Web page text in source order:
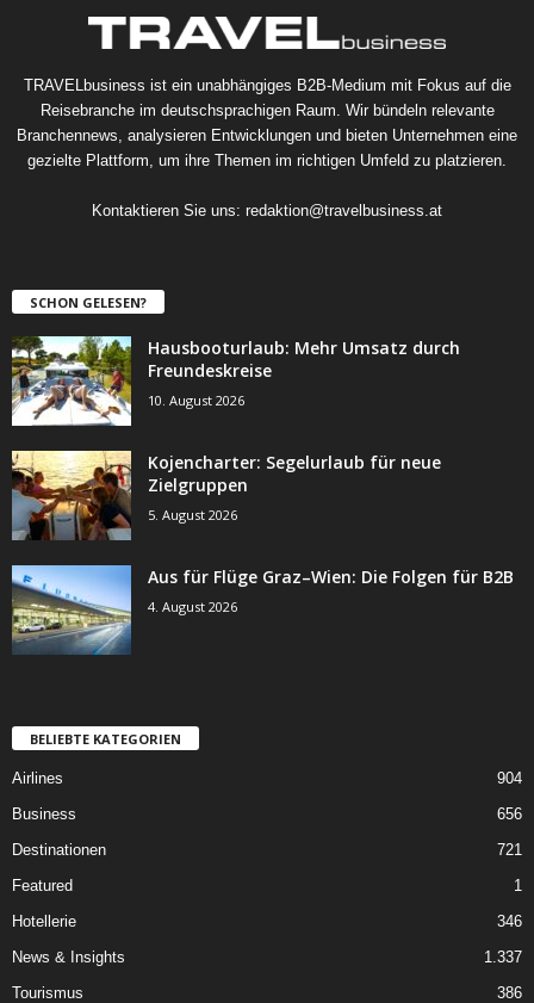
TRAVELbusiness ist ein unabhängiges B2B-Medium mit Fokus auf die
Reisebranche im deutschsprachigen Raum. Wir bündeln relevante
Branchennews, analysieren Entwicklungen und bieten Unternehmen eine
gezielte Plattform, um ihre Themen im richtigen Umfeld zu platzieren.
Kontaktieren Sie uns: redaktion@travelbusiness.at
SCHON GELESEN?
Hausbooturlaub: Mehr Umsatz durch
Freundeskreise
10. August 2026
Kojencharter: Segelurlaub für neue
Zielgruppen
5. August 2026
Aus für Flüge Graz–Wien: Die Folgen für B2B
4. August 2026
BELIEBTE KATEGORIEN
Airlines
904
Business
656
Destinationen
721
Featured
1
Hotellerie
346
News & Insights
1.337
Tourismus
386